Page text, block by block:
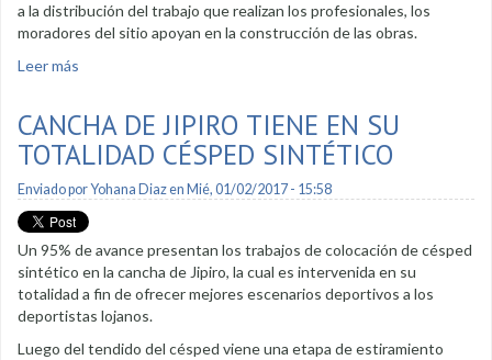
a la distribución del trabajo que realizan los profesionales, los
moradores del sitio apoyan en la construcción de las obras.
Leer más
CANCHA DE JIPIRO TIENE EN SU
TOTALIDAD CÉSPED SINTÉTICO
Enviado porYohana Diazen Mié, 01/02/2017 - 15:58
Un 95% de avance presentan los trabajos de colocación de césped
sintético en la cancha de Jipiro, la cual es intervenida en su
totalidad a fin de ofrecer mejores escenarios deportivos a los
deportistas lojanos.
Luego del tendido del césped viene una etapa de estiramiento